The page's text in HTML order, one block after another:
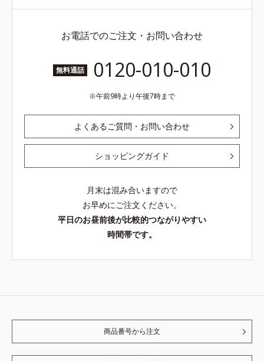
お電話でのご注文・お問い合わせ
無料通話 0120-010-010
午前9時より午後7時まで
よくあるご質問・お問い合わせ
ショッピングガイド
月末は混み合いますので
お早めにご注文ください。
平日のお昼前後が比較的つながりやすい
時間帯です。
商品番号から注文